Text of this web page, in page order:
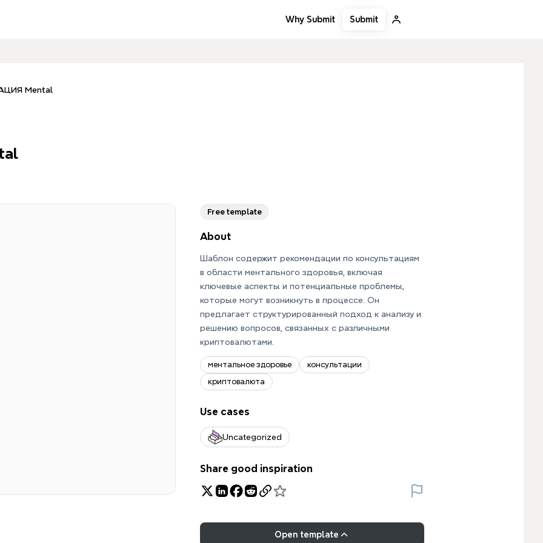
Why Submit Submit
Mental
Free template
Open template
About
Шаблон содержит рекомендации по консультациям
в области ментального здоровья, включая
ключевые аспекты и потенциальные проблемы,
которые могут возникнуть в процессе. Он
предлагает структурированный подход к анализу и
решению вопросов, связанных с различными
криптовалютами.
ментальное здоровье консультации
криптовалюта
Use cases
Uncategorized
Share good inspiration